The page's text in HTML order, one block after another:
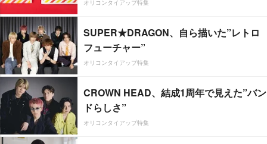
オリコンタイアップ特集
SUPER★DRAGON、自ら描いた”レトロ
フューチャー”
オリコンタイアップ特集
CROWN HEAD、結成1周年で見えた”バン
ドらしさ”
オリコンタイアップ特集